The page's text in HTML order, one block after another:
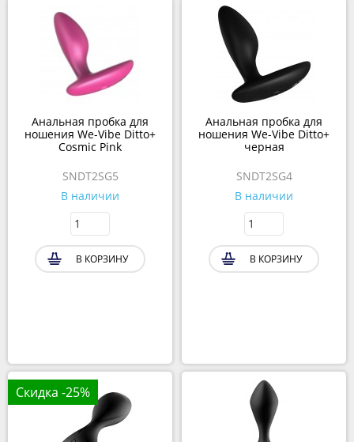
Анальная пробка для
Cosmic Pink
SNDT2SG5
В наличии
В КОРЗИНУ
Анальная пробка для
ношения We-Vibe Ditto+
черная
SNDT2SG4
В наличии
В КОРЗИНУ
Скидка -25%